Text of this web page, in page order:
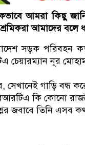
আমরা কিছু
আমাদের বলে
সড়ক পরিবহন
চেয়ারম্যান নূর
গাড়ি বন্ধ
কি কোনো
জবাবে তিনি এসব